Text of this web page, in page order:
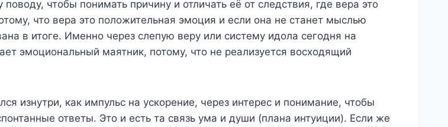
чтобы понимать причину и отличать её от следствия, где вера это
что вера это положительная эмоция и если она не станет мыслью
в итоге. Именно через слепую веру или систему идола сегодня на
эмоциональный маятник, потому, что не реализуется восходящий
изнутри, как импульс на ускорение, через интерес и понимание, чтобы
ответы. Это и есть та связь ума и души (плана интуиции). Если же